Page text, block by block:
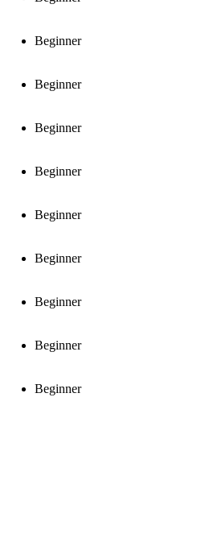
Beginner
Beginner
Beginner
Beginner
Beginner
Beginner
Beginner
Beginner
Beginner